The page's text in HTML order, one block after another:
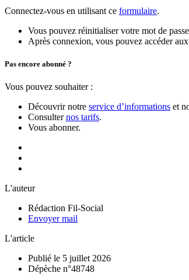
Connectez-vous en utilisant ce formulaire.
Vous pouvez réinitialiser votre mot de
Après connexion, vous pouvez accéder
Pas encore abonné ?
Vous pouvez souhaiter :
Découvrir notre service d’informations et
Consulternos tarifs.
Vous abonner.
L'auteur
Rédaction Fil-Social
Envoyer mail
L'article
Publié le 5 juillet 2026
Dépèche n°48748